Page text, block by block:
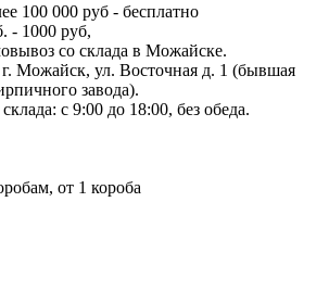
100 000 руб - бесплатно
- 1000 руб,
со склада в Можайске.
г. Можайск, ул. Восточная д. 1 (бывшая
завода).
с 9:00 до 18:00, без обеда.
от 1 короба